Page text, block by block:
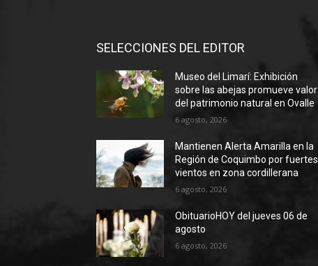
SELECCIONES DEL EDITOR
Museo del Limarí: Exhibición
sobre las abejas promueve valor
del patrimonio natural en Ovalle
6 agosto, 2026
Mantienen Alerta Amarilla en la
Región de Coquimbo por fuertes
vientos en zona cordillerana
6 agosto, 2026
ObituarioHOY del jueves 06 de
agosto
6 agosto, 2026